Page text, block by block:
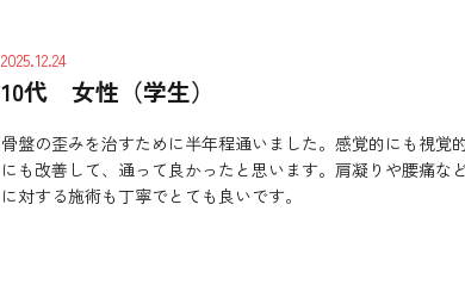
2025.12.24
10代 女性（学生）
骨盤の歪みを治すために半年程通いました。感覚的にも視覚的
にも改善して、通って良かったと思います。肩凝りや腰痛な
に対する施術も丁寧でとても良いです。